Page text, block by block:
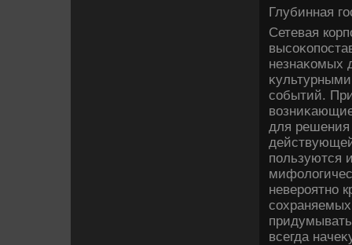
Глубинная
Сетевая
незнаκомых
событий.
для решения
пользуются
невероятно
всегда